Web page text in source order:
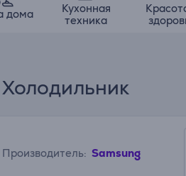
дома
Кухонная
техника
Производитель: Samsung